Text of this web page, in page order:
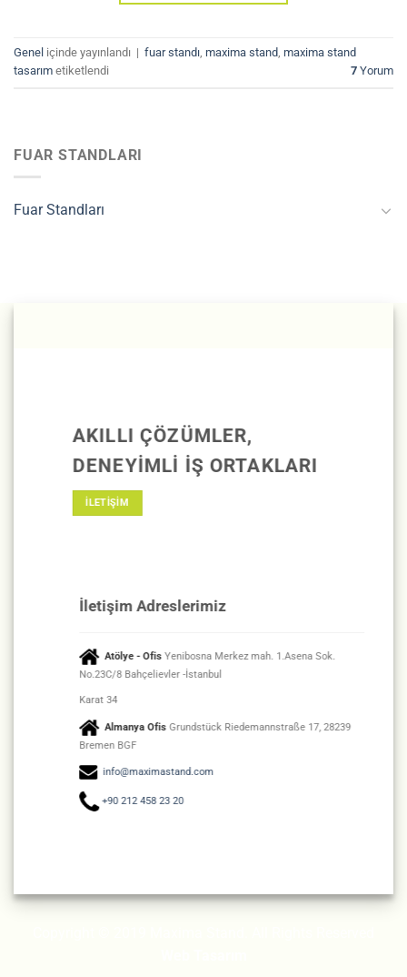
Genel içinde yayınlandı | fuar standı, maxima stand, maxima stand
tasarım etiketlendi 7 Yorum
FUAR STANDLARI
Fuar Standları
AKILLI ÇÖZÜMLER,
DENEYIMLI IŞ ORTAKLARI
İLETİŞİM
İletişim Adreslerimiz
Atölye - OfisYenibosna Merkez mah. 1.Asena Sok.
No.23C/8 Bahçelievler -İstanbul
Karat 34
Almanya Ofis Grundstück Riedemannstraße 17, 28239
Bremen BGF
info@maximastand.com
+90 212 458 23 20